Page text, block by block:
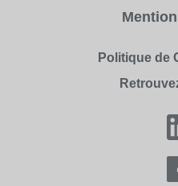
Politique de